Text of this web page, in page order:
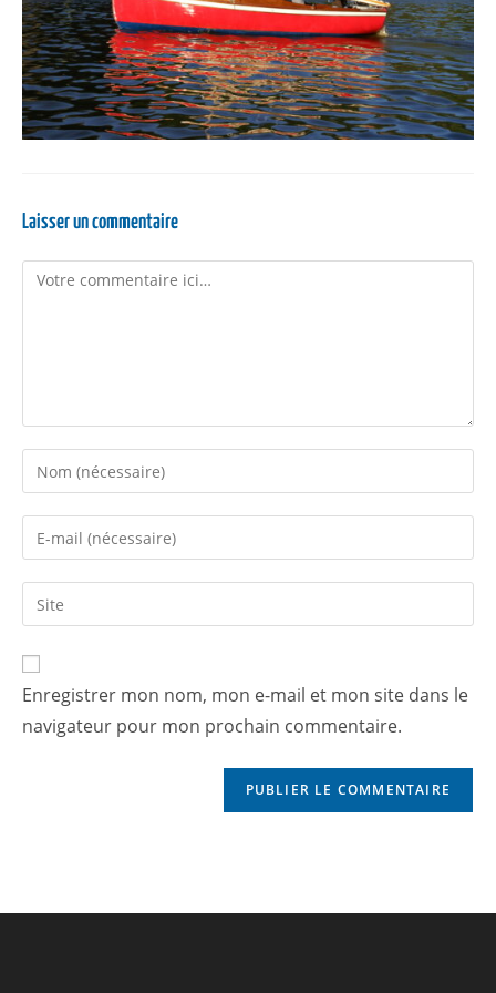
Laisser un commentaire
Enregistrer mon nom, mon e-mail et mon site dans le
navigateur pour mon prochain commentaire.